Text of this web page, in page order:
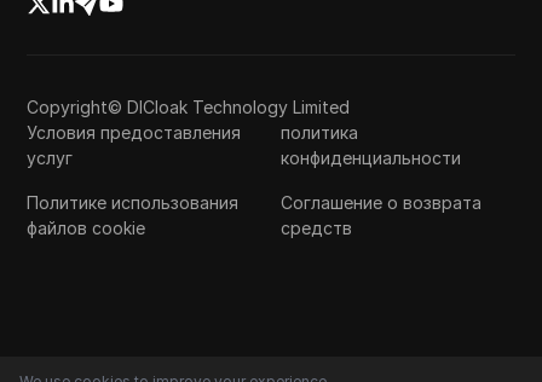
Copyright© DICloak Technology Limited
Условия предоставления
услуг
политика
конфиденциальности
Политике использования
файлов cookie
Соглашение о возврата
средств